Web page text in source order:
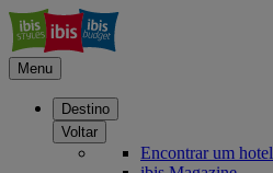
Menu
Destino
Voltar
Encontrar um hotel